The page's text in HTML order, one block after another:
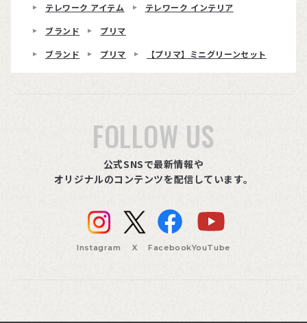
テレワーク アイテム
テレワーク インテリア
ブランド
プリマ
ブランド
プリマ 【プリマ】ミニグリーンセット
FOLLOW US
公式SNSで最新情報や
オリジナルのコンテンツを配信しています。
Instagram X FacebookYouTube